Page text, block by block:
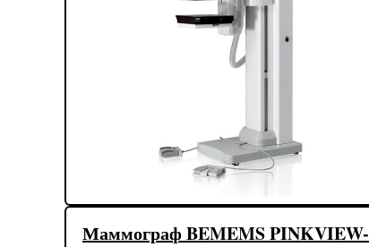
Маммограф BEMEMS PINKVIEW-